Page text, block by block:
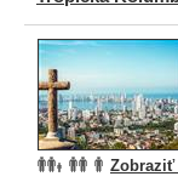
Zobraziť